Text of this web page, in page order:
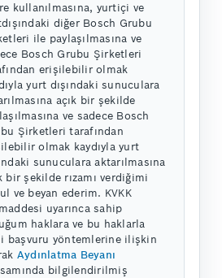
kullanılmasına, yurtiçi ve
diğer Bosch Grubu
ile paylaşılmasına ve
Bosch Grubu Şirketleri
erişilebilir olmak
yurt dışındaki sunuculara
açık bir şekilde
ve sadece Bosch
Şirketleri tarafından
olmak kaydıyla yurt
sunuculara aktarılmasına
bir şekilde rızamı verdiğimi
ve beyan ederim. KVKK
uyarınca sahip
haklara ve bu haklarla
başvuru yöntemlerine ilişkin
Aydınlatma Beyanı
bilgilendirilmiş